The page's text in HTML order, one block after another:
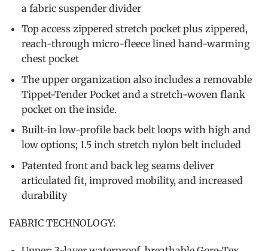
a fabric suspender divider
Top access zippered stretch pocket plus zippered,
reach-through micro-fleece lined hand-warming
chest pocket
The upper organization also includes a removable
Tippet-Tender Pocket and a stretch-woven flank
pocket on the inside.
Built-in low-profile back belt loops with high and
low options; 1.5 inch stretch nylon belt included
Patented front and back leg seams deliver
articulated fit, improved mobility, and increased
durability
FABRIC TECHNOLOGY: